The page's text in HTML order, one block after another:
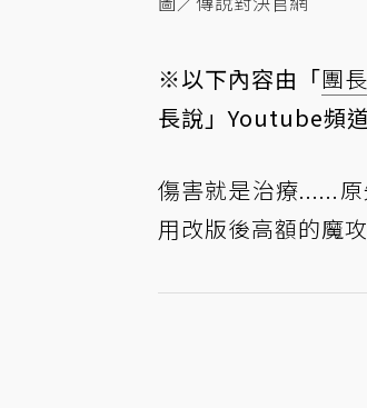
※以下內容由「團
長說」Youtube頻道
傷害就是治療......
用改版後高額的魔